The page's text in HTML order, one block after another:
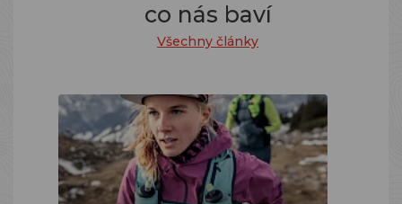
co nás baví
Všechny články